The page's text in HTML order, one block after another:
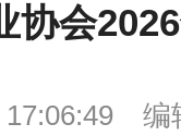
协会
编